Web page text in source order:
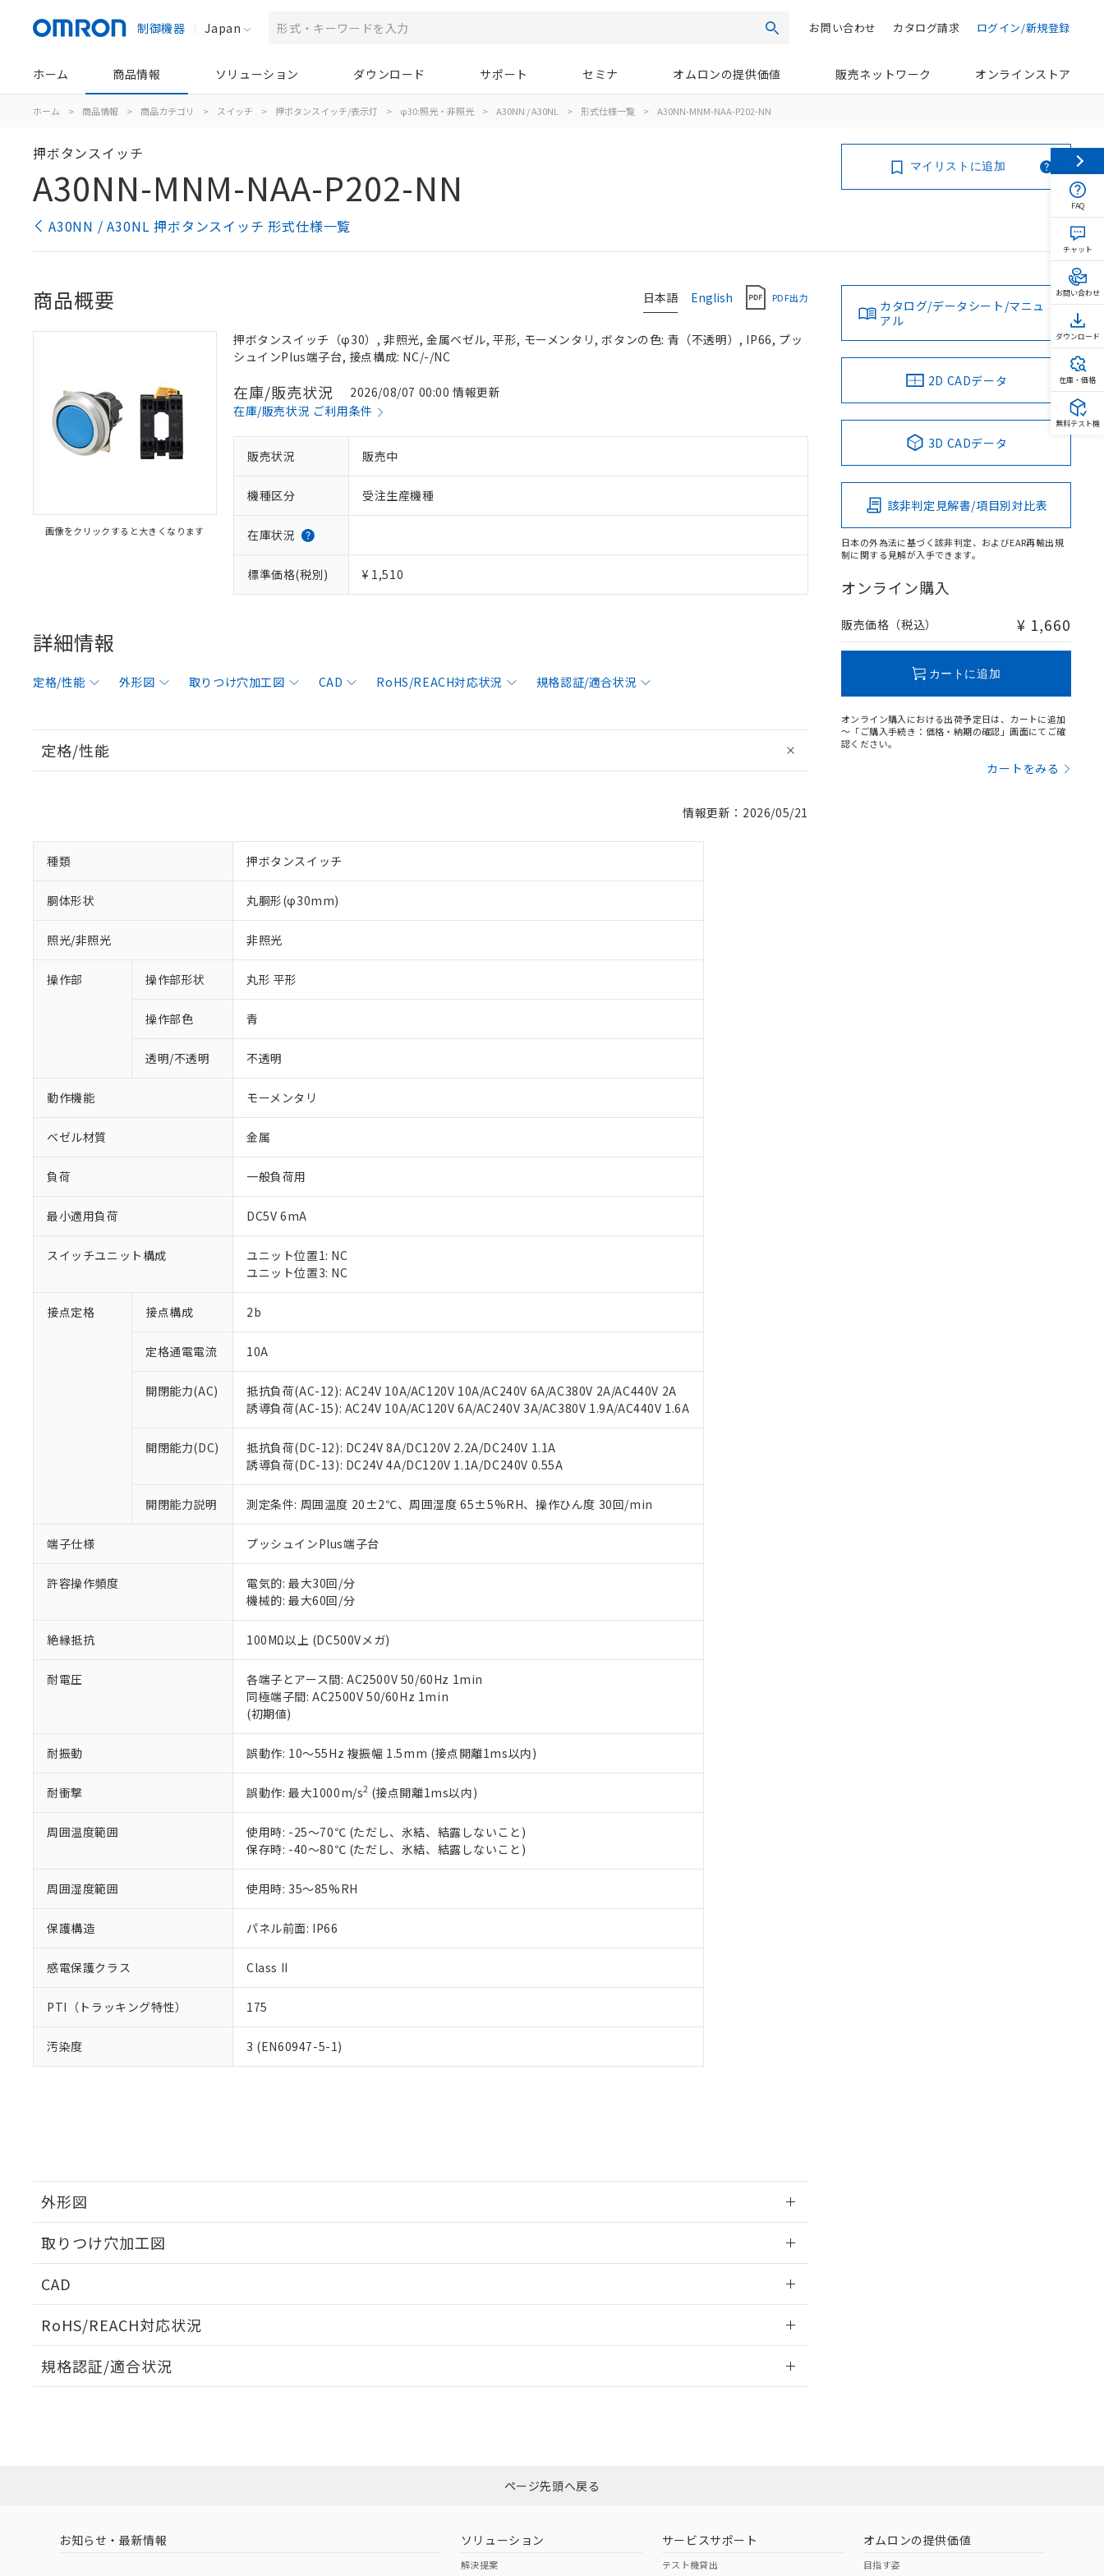
制御機器 Japan 検索 ログイン/新規登録
カタログ請求
お問い合わせ
ホーム 商品情報 ソリューション ダウンロード サポート セミナ オムロンの提供価値 販売ネットワーク オンラインストア
ホーム > 商品情報 > 商品カテゴリ > スイッチ > 押ボタンスイッチ/表示灯 > φ30:照光・非照光 > A30NN / A30NL > 形式仕様一覧 > A30NN-MNM-NAA-P202-NN
押ボタンスイッチ
A30NN-MNM-NAA-P202-NN
A30NN / A30NL 押ボタンスイッチ 形式仕様一覧
マイリストに追加
日本語 English PDF出力
商品概要
画像をクリックすると大きくなります
押ボタンスイッチ（φ30）, 非照光, 金属ベゼル, 平形, モーメンタリ, ボタンの色: 青（不透明）, IP66, プッ
シュインPlus端子台, 接点構成: NC/-/NC
在庫/販売状況
2026/08/07 00:00 情報更新
在庫/販売状況 ご利用条件
販売状況 販売中
機種区分 受注生産機種
在庫状況
標準価格(税別) ¥ 1,510
詳細情報
定格/性能 外形図 取りつけ穴加工図 CAD RoHS/REACH対応状況 規格認証/適合状況
定格/性能
情報更新：2026/05/21
種類 押ボタンスイッチ
胴体形状 丸胴形(φ30mm)
照光/非照光 非照光
操作部 操作部形状 丸形 平形
操作部色 青
透明/不透明 不透明
動作機能 モーメンタリ
ベゼル材質 金属
負荷 一般負荷用
最小適用負荷 DC5V 6mA
スイッチユニット構成
ユニット位置1: NC
ユニット位置3: NC
接点定格 接点構成 2b
定格通電電流 10A
開閉能力(AC)
抵抗負荷(AC-12): AC24V 10A/AC120V 10A/AC240V 6A/AC380V 2A/AC440V 2A
誘導負荷(AC-15): AC24V 10A/AC120V 6A/AC240V 3A/AC380V 1.9A/AC440V 1.6A
開閉能力(DC)
抵抗負荷(DC-12): DC24V 8A/DC120V 2.2A/DC240V 1.1A
誘導負荷(DC-13): DC24V 4A/DC120V 1.1A/DC240V 0.55A
開閉能力説明 測定条件: 周囲温度 20±2℃、周囲湿度 65±5%RH、操作ひん度 30回/min
端子仕様 プッシュインPlus端子台
許容操作頻度
電気的: 最大30回/分
機械的: 最大60回/分
絶縁抵抗 100MΩ以上 (DC500Vメガ)
耐電圧
各端子とアース間: AC2500V 50/60Hz 1min
同極端子間: AC2500V 50/60Hz 1min
(初期値)
耐振動 誤動作: 10～55Hz 複振幅 1.5mm (接点開離1ms以内)
耐衝撃 誤動作: 最大1000m/s2 (接点開離1ms以内)
周囲温度範囲
使用時: -25～70℃ (ただし、氷結、結露しないこと)
保存時: -40～80℃ (ただし、氷結、結露しないこと)
周囲湿度範囲 使用時: 35～85%RH
保護構造 パネル前面: IP66
感電保護クラス Class II
PTI（トラッキング特性） 175
汚染度 3 (EN60947-5-1)
外形図
取りつけ穴加工図
CAD
RoHS/REACH対応状況
EU RoHS 注意事項・凡例
ダウンロードはこちら
中国 RoHS 注意事項・凡例
規格認証/適合状況
カタログ/データシート/マニュ
アル
2D CADデータ
3D CADデータ
該非判定見解書/項目別対比表
日本の外為法に基づく該非判定、およびEAR再輸出規
制に関する見解が入手できます。
オンライン購入
販売価格（税込） ¥ 1,660
カートに追加
オンライン購入における出荷予定日は、カートに追加
～「ご購入手続き：価格・納期の確認」画面にてご確
認ください。
カートをみる
本サービスは、当社制御機器事業取扱商品の当社在庫状況および標準価格(税抜)を提供させていただ
くものです。
当社制御機器事業取扱商品の中には、本サービスの対象外となる商品もあることをご了承ください。
在庫状況および標準価格照会結果は、記載している更新日時点での社内データに基づき作成されるも
のであり、閲覧された時点での実際の在庫および標準価格とは異なる場合があることをご了承くださ
い。
正式な納期状況および標準価格はお客様のお取引先、またはお客様担当のオムロン制御機器販売店・
在庫状況および標準価格結果を当社の事前の承諾なく第三者に漏洩または開示しないようお願いしま
す。
マイパーツ機能（部品リスト作成サービス）をご利用いただくには、I-Webメンバーズにご登録され
ている必要があります。
お客様が当ウェブサイト上で当社にご登録された部品リストについて、当社および当社の共同利用者
が、当社の製品・サービスに関するお客様との取引・商談に必要な範囲で利用することをご了承くだ
※当社の共同利用者とは、 "個人情報の共同利用に関して"
いる法人を指します。
※1 対応状況
対応済み：EU RoHS指令（10物質）の非含有に対応した製品が提供可能な商品です。
対応予定：EU RoHS指令（10物質）の非含有に対応した製品に切り替える予定のある商品です。
対応予定なし：EU RoHS指令（10物質）の非含有に非対応の商品で、対応品を出す予定はありません。
仕入先様の事情により、非含有部品としていたものが、含有品と判明した場合などやむを得ず変更すること
があります。
*EU RoHS指令（10物質）：
鉛(Pb) 1000ppm以下、 水銀(Hg) 1000ppm以下、 カドミウム(Cd) 100ppm以下、
六価クロム(Cr(Ⅵ)) 1000ppm以下、ポリ臭化ビフェニル類(PBB) 1000ppm以下、ポリ臭化ジフェニルエーテル類(PBDE) 1000ppm以下、
フタル酸ビス(2-エチルヘキシル) (DEHP)(別名：DOP) 1000ppm以下、フタル酸ブチルベンジル（BBP） 1000ppm以下、フタル酸ジブチ
ル（DBP） 1000ppm以下、フタル酸ジイソブチル (DIBP) 1000ppm以下
但し、RoHS指令で産業用監視および制御機器に対する適用除外項目は除く。
フタル酸エステル類の４物質については閾値を超える意図的な使用がないことを確認しています。
部品在庫の切り替え状況などにより、予定月が前後することがあります。
※3 非含有証明書ダウンロード
下記の非含有証明書をダウンロードすることができます。
EU RoHS指令（10物質）の非含有証明書
51物質の非含有証明書（当社基準）
※本証明書は発行日時点で非含有を証明するもので、過去に遡って非含有を証明するものではありません。
混在することから備考欄に対応日を記載しておりました。
既に当社にて対応品への在庫切替を完了していることから、特段のことがない限り、2022年1月12日よ
り割愛しております。
※1 中国RoHS○×表
「○」：最大均質材料含有率が中国RoHSの基準値以下であることを示します。
「×」：最大均質材料含有率が中国RoHSの基準値を超えていることを示します。
「－」：未確認です。当社販売部門へお問い合わせください。
*中国RoHS10物質の基準値 (GB/T26572)：
Pb(鉛) :1000ppm、 Hg(水銀) : 1000ppm、 Cd(カドミウム) : 100ppm、
Cr(Ⅵ)(六価クロム) : 1000ppm、 PBBs(ポリ臭化ビフェニル類) : 1000ppm、 PBDEs(ポリ臭化ジフェニルエーテル類) : 1000ppm、
※2 環境保護使用期限
「10」：通常の使用状況下において有害物質が外部に漏えいし、環境に深刻な影響を及ぼさない年数を意
味します。
「－」：未確認です。当社販売部門へお問い合わせください。
当社は、これら貴社製品のうち、外国為替および外国貿易法に定める商品（以下｢規制貨物等」とい
う）を輸出または国外への提供する場合は、日本国政府の輸出許可(または役務取引許可)を取得する
などの必要な手続きをとります。
当社は規制貨物を破棄する場合は、完全に破砕するなど、違法に輸出されないよう必要な手段を講じ
ます。
当社は貴社製品を、核兵器、ミサイル、化学兵器、生物兵器またはその他武器並びにこれらの製造装
置等に一切使用いたしません。
また当社は、販売先および販売に係わる関係者が違法に輸出するおそれがある場合は、取り引きをい
たしません。
説明
一定数以上の在庫あり
受注生産機種、また在庫状況の情報を公開していない機種
ページ先頭へ戻る
お知らせ・最新情報 ソリューション
解決提案
サービスサポート
テスト機貸出
オムロンの提供価値
目指す姿
FAQ
チャット
お問い合わせ
ダウンロード
在庫・価格
無料テスト機